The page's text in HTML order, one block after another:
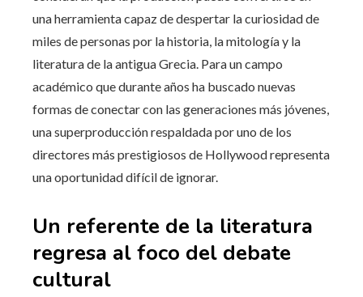
una herramienta capaz de despertar la curiosidad de
miles de personas por la historia, la mitología y la
literatura de la antigua Grecia. Para un campo
académico que durante años ha buscado nuevas
formas de conectar con las generaciones más jóvenes,
una superproducción respaldada por uno de los
directores más prestigiosos de Hollywood representa
una oportunidad difícil de ignorar.
Un referente de la literatura
regresa al foco del debate
cultural